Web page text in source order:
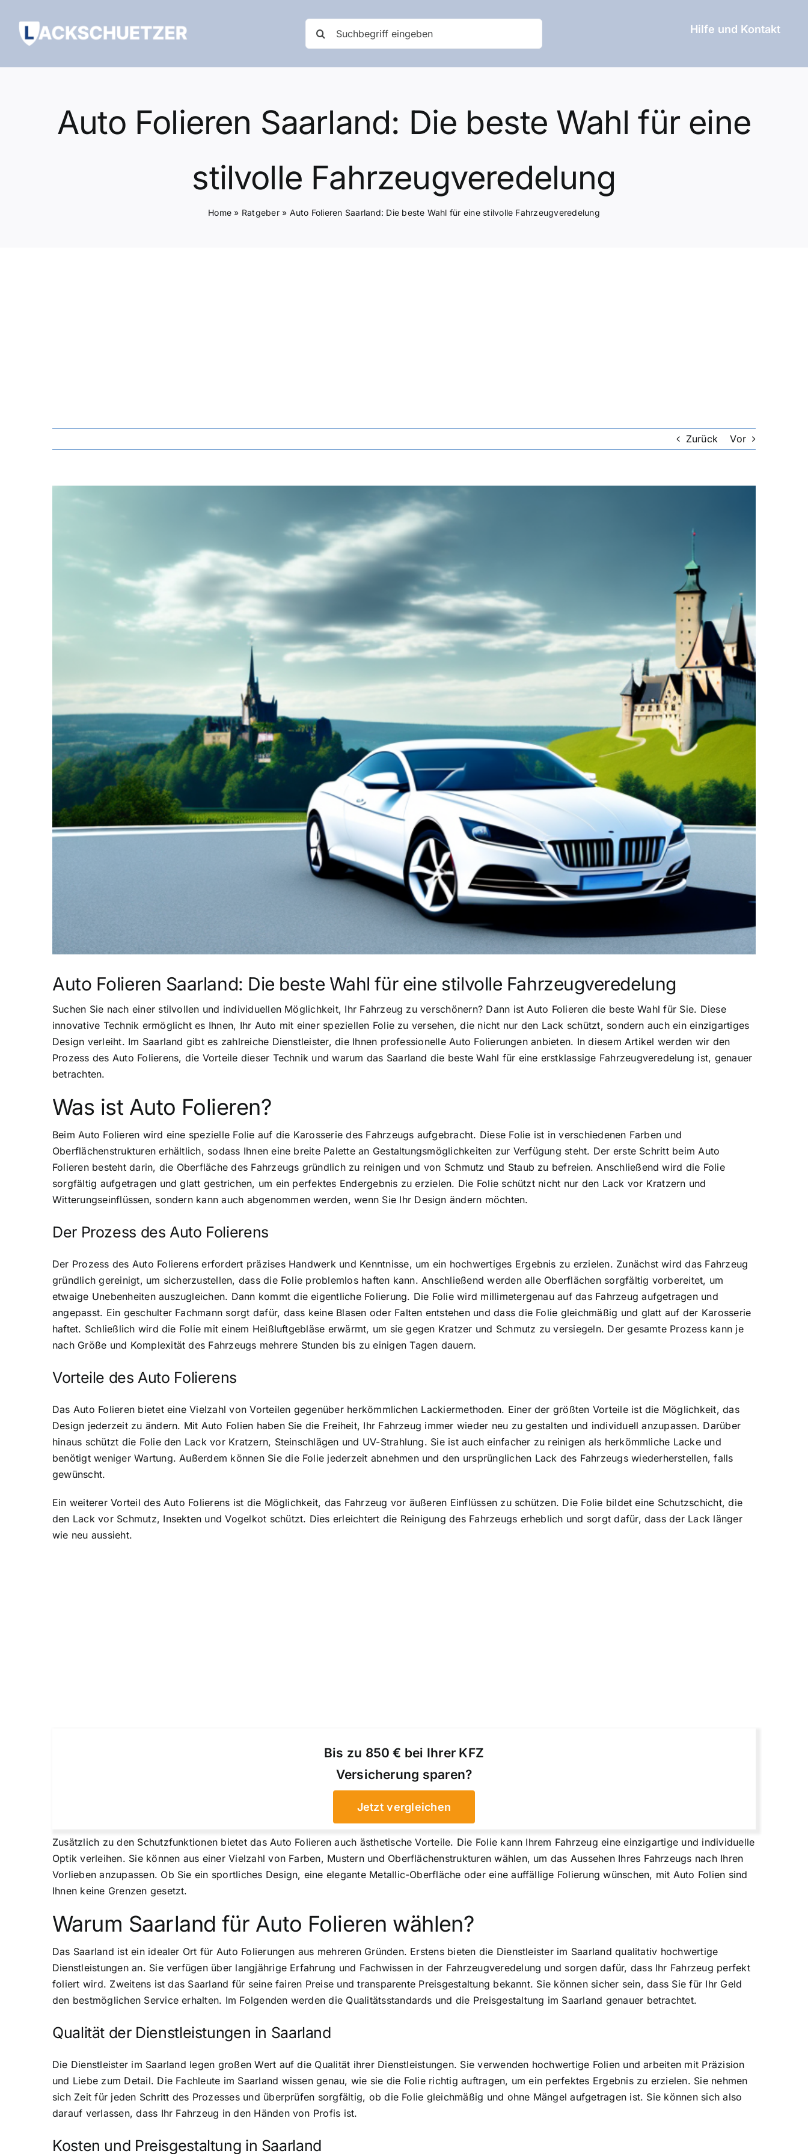
Inhalt
springen
nach:
Hilfe und Kontakt
Auto Folieren Saarland: Die beste Wahl für eine
stilvolle Fahrzeugveredelung
Home » Ratgeber» Auto Folieren Saarland: Die beste Wahl für eine stilvolle Fahrzeugveredelung
Zurück Vor
Auto Folieren Saarland: Die beste Wahl für eine stilvolle Fahrzeugveredelung
Suchen Sie nach einer stilvollen und individuellen Möglichkeit, Ihr Fahrzeug zu verschönern? Dann ist Auto Folieren die beste Wahl für Sie. Diese
innovative Technik ermöglicht es Ihnen, Ihr Auto mit einer speziellen Folie zu versehen, die nicht nur den Lack schützt, sondern auch ein einzigartiges
Design verleiht. Im Saarland gibt es zahlreiche Dienstleister, die Ihnen professionelle Auto Folierungen anbieten. In diesem Artikel werden wir den
Prozess des Auto Folierens, die Vorteile dieser Technik und warum das Saarland die beste Wahl für eine erstklassige Fahrzeugveredelung ist, genauer
betrachten.
Was ist Auto Folieren?
Beim Auto Folieren wird eine spezielle Folie auf die Karosserie des Fahrzeugs aufgebracht. Diese Folie ist in verschiedenen Farben und
Oberflächenstrukturen erhältlich, sodass Ihnen eine breite Palette an Gestaltungsmöglichkeiten zur Verfügung steht. Der erste Schritt beim Auto
Folieren besteht darin, die Oberfläche des Fahrzeugs gründlich zu reinigen und von Schmutz und Staub zu befreien. Anschließend wird die Folie
sorgfältig aufgetragen und glatt gestrichen, um ein perfektes Endergebnis zu erzielen. Die Folie schützt nicht nur den Lack vor Kratzern und
Witterungseinflüssen, sondern kann auch abgenommen werden, wenn Sie Ihr Design ändern möchten.
Der Prozess des Auto Folierens
Der Prozess des Auto Folierens erfordert präzises Handwerk und Kenntnisse, um ein hochwertiges Ergebnis zu erzielen. Zunächst wird das Fahrzeug
gründlich gereinigt, um sicherzustellen, dass die Folie problemlos haften kann. Anschließend werden alle Oberflächen sorgfältig vorbereitet, um
etwaige Unebenheiten auszugleichen. Dann kommt die eigentliche Folierung. Die Folie wird millimetergenau auf das Fahrzeug aufgetragen und
angepasst. Ein geschulter Fachmann sorgt dafür, dass keine Blasen oder Falten entstehen und dass die Folie gleichmäßig und glatt auf der Karosserie
haftet. Schließlich wird die Folie mit einem Heißluftgebläse erwärmt, um sie gegen Kratzer und Schmutz zu versiegeln. Der gesamte Prozess kann je
nach Größe und Komplexität des Fahrzeugs mehrere Stunden bis zu einigen Tagen dauern.
Vorteile des Auto Folierens
Das Auto Folieren bietet eine Vielzahl von Vorteilen gegenüber herkömmlichen Lackiermethoden. Einer der größten Vorteile ist die Möglichkeit, das
Design jederzeit zu ändern. Mit Auto Folien haben Sie die Freiheit, Ihr Fahrzeug immer wieder neu zu gestalten und individuell anzupassen. Darüber
hinaus schützt die Folie den Lack vor Kratzern, Steinschlägen und UV-Strahlung. Sie ist auch einfacher zu reinigen als herkömmliche Lacke und
benötigt weniger Wartung. Außerdem können Sie die Folie jederzeit abnehmen und den ursprünglichen Lack des Fahrzeugs wiederherstellen, falls
gewünscht.
Ein weiterer Vorteil des Auto Folierens ist die Möglichkeit, das Fahrzeug vor äußeren Einflüssen zu schützen. Die Folie bildet eine Schutzschicht, die
den Lack vor Schmutz, Insekten und Vogelkot schützt. Dies erleichtert die Reinigung des Fahrzeugs erheblich und sorgt dafür, dass der Lack länger
wie neu aussieht.
Bis zu 850 € bei Ihrer KFZ
Versicherung sparen?
Jetzt vergleichen
Zusätzlich zu den Schutzfunktionen bietet das Auto Folieren auch ästhetische Vorteile. Die Folie kann Ihrem Fahrzeug eine einzigartige und individuelle
Optik verleihen. Sie können aus einer Vielzahl von Farben, Mustern und Oberflächenstrukturen wählen, um das Aussehen Ihres Fahrzeugs nach Ihren
Vorlieben anzupassen. Ob Sie ein sportliches Design, eine elegante Metallic-Oberfläche oder eine auffällige Folierung wünschen, mit Auto Folien sind
Ihnen keine Grenzen gesetzt.
Warum Saarland für Auto Folieren wählen?
Das Saarland ist ein idealer Ort für Auto Folierungen aus mehreren Gründen. Erstens bieten die Dienstleister im Saarland qualitativ hochwertige
Dienstleistungen an. Sie verfügen über langjährige Erfahrung und Fachwissen in der Fahrzeugveredelung und sorgen dafür, dass Ihr Fahrzeug perfekt
foliert wird. Zweitens ist das Saarland für seine fairen Preise und transparente Preisgestaltung bekannt. Sie können sicher sein, dass Sie für Ihr Geld
den bestmöglichen Service erhalten. Im Folgenden werden die Qualitätsstandards und die Preisgestaltung im Saarland genauer betrachtet.
Qualität der Dienstleistungen in Saarland
Die Dienstleister im Saarland legen großen Wert auf die Qualität ihrer Dienstleistungen. Sie verwenden hochwertige Folien und arbeiten mit Präzision
und Liebe zum Detail. Die Fachleute im Saarland wissen genau, wie sie die Folie richtig auftragen, um ein perfektes Ergebnis zu erzielen. Sie nehmen
sich Zeit für jeden Schritt des Prozesses und überprüfen sorgfältig, ob die Folie gleichmäßig und ohne Mängel aufgetragen ist. Sie können sich also
darauf verlassen, dass Ihr Fahrzeug in den Händen von Profis ist.
Kosten und Preisgestaltung in Saarland